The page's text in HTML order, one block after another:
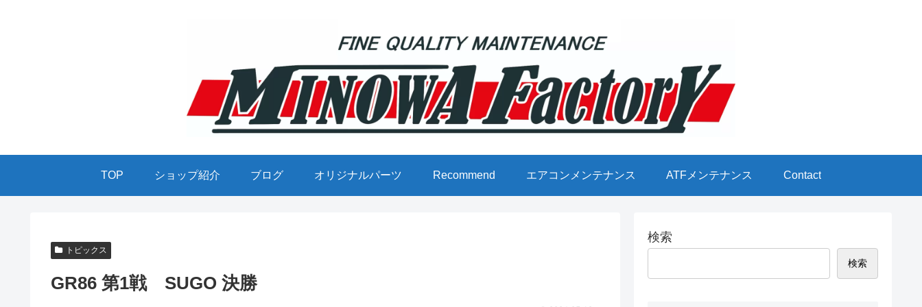
TOP ショップ紹介 ブログ オリジナルパーツ Recommend エアコンメンテナンス ATFメンテナンス Contact
トピックス
GR86 第1戦 SUGO 決勝
検索
検索